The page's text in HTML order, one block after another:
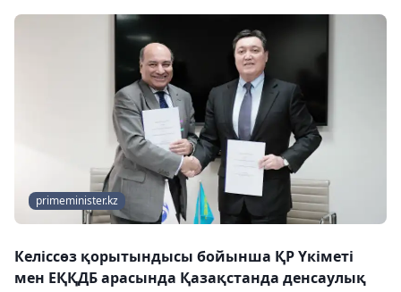
primeminister.kz
Келіссөз қорытындысы бойынша ҚР Үкіметі
мен ЕҚҚДБ арасында Қазақстанда денсаулық